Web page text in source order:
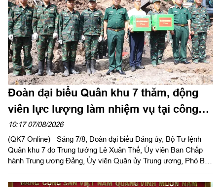
Đoàn đại biểu Quân khu 7 thăm, động
viên lực lượng làm nhiệm vụ tại công
viên Lê Thị Riêng
10:17 07/08/2026
(QK7 Online) - Sáng 7/8, Đoàn đại biểu Đảng ủy, Bộ Tư lệnh
Quân khu 7 do Trung tướng Lê Xuân Thế, Ủy viên Ban Chấp
hành Trung ương Đảng, Ủy viên Quân ủy Trung ương, Phó Bí
hoa, dâng hương tưởng niệm cố Tổng Bí thư Trần Phú, các anh